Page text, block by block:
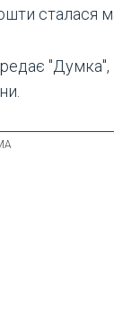
сталася